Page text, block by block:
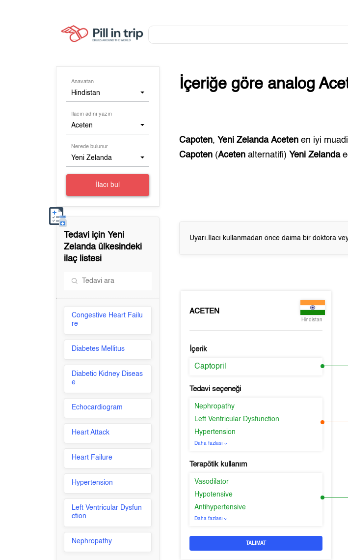
Anavatan
Hindistan
İlacın adını yazın
Aceten
Nerede bulunur
Yeni Zelanda
İlacı bul
Tedavi için Yeni
Zelandaülkesindeki
ilaç listesi
Congestive Heart Failu
re
Diabetes Mellitus
Diabetic Kidney Diseas
e
Echocardiogram
Heart Attack
Heart Failure
Hypertension
Left Ventricular Dysfun
ction
Nephropathy
İçeriğe göre analog
Capoten, Yeni Zelanda Aceten en iyi
Capoten (Aceten alternatifi) Yeni Zelanda
Uyarı.İlacı kullanmadan önce daima bir doktora
ACETEN
Hindistan
İçerik
Captopril
Tedavi seçeneği
Nephropathy
Left Ventricular Dysfunction
Hypertension
Daha fazlası
Terapötik kullanım
Vasodilator
Hypotensive
Antihypertensive
Daha fazlası
TALIMAT